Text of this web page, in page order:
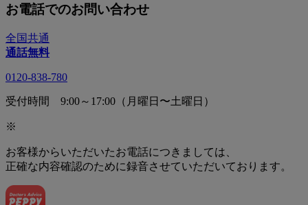
お電話でのお問い合わせ
全国共通
通話無料
0120-838-780
受付時間 9:00～17:00（月曜日〜土曜日）
※
お客様からいただいたお電話につきましては、
正確な内容確認のために録音させていただいております。